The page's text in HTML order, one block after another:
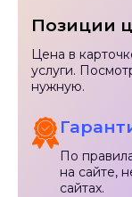
Позиции
Цена в
услуги.
нужную.
По
на сайте,
сайтах.